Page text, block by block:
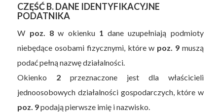
CZĘŚĆ B. DANE IDENTYFIKACYJNE
PODATNIKA
W poz. 8 w okienku 1 dane uzupełniają podmioty
niebędące osobami fizycznymi, które w poz. 9muszą
podać pełną nazwę działalności.
Okienko 2 przeznaczone jest dla właścicieli
jednoosobowych działalności gospodarczych, które w
poz. 9podają pierwsze imię i nazwisko.